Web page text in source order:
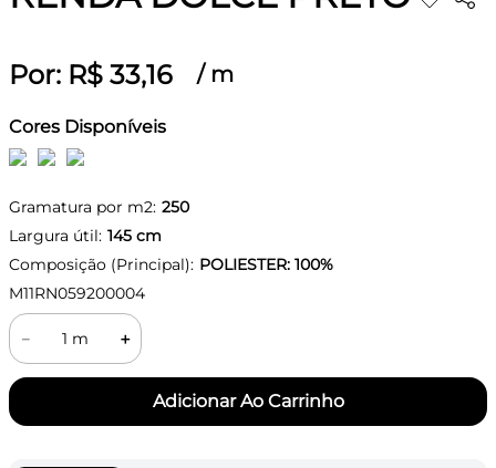
Por: R$ 33,16 / m
Cores Disponíveis
Gramatura por m2: 250
Largura útil: 145 cm
Composição (Principal): POLIESTER: 100%
M11RN059200004
＋
－